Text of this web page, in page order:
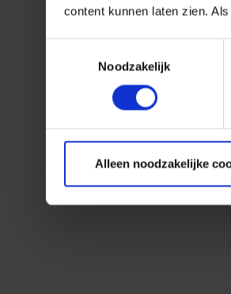
content kunnen laten zien.
Noodzakelijk
Alleen noodzakelijke